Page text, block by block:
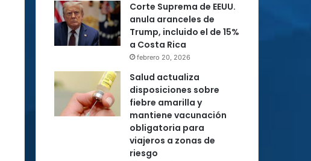
Corte Suprema de EEUU.
anula aranceles de
Trump, incluido el de 15%
a Costa Rica
febrero 20, 2026
Salud actualiza
disposiciones sobre
fiebre amarilla y
mantiene vacunación
obligatoria para
viajeros a zonas de
riesgo